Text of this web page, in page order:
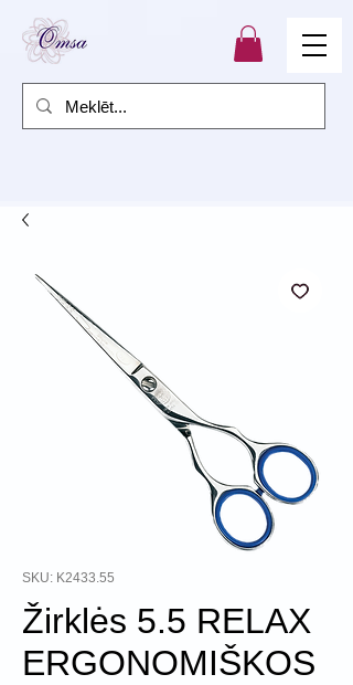
SKU: K2433.55
Žirklės 5.5 RELAX
ERGONOMIŠKOS